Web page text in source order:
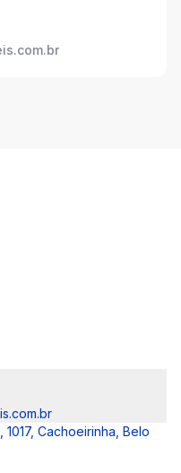
Cachoeirinha, Belo